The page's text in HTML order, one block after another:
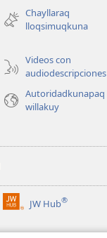
nueva
ventana)
Chayllaraq
lloqsimuqkuna
Videos con
audiodescripciones
Autoridadkunapaq
willakuy
JW Hub®
(abre